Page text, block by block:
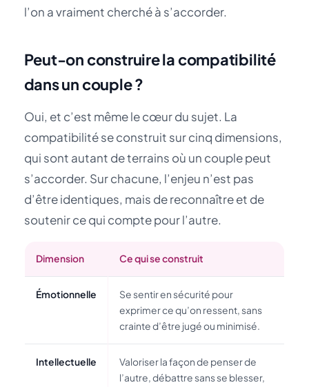
l’on a vraiment cherché à s’accorder.
Peut-on construire la compatibilité
dans un couple ?
Oui, et c’est même le cœur du sujet. La
compatibilité se construit sur cinq dimensions,
qui sont autant de terrains où un couple peut
s’accorder. Sur chacune, l’enjeu n’est pas
d’être identiques, mais de reconnaître et de
soutenir ce qui compte pour l’autre.
Dimension Ce qui se construit
Émotionnelle
Se sentir en sécurité pour
exprimer ce qu’on ressent, sans
crainte d’être jugé ou minimisé.
Intellectuelle
Valoriser la façon de penser de
l’autre, débattre sans se blesser,